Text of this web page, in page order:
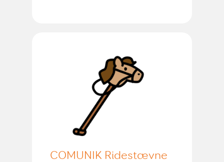
COMUNIK Ridestævne